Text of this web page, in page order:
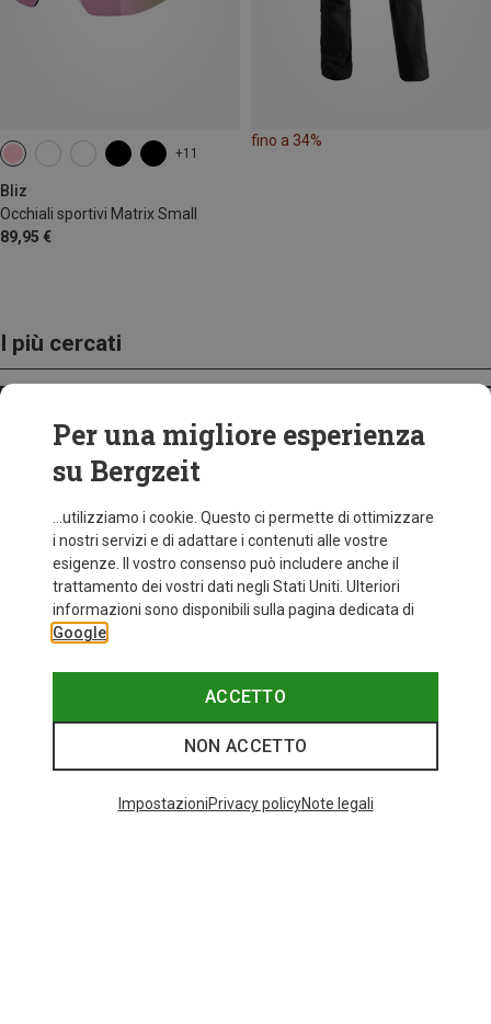
+11
Bliz
Occhiali sportivi Matrix Small
89,95 €
fino a 34%
I più cercati
Per una migliore esperienza
su Bergzeit
...utilizziamo i cookie. Questo ci permette di ottimizzare
i nostri servizi e di adattare i contenuti alle vostre
esigenze. Il vostro consenso può includere anche il
trattamento dei vostri dati negli Stati Uniti. Ulteriori
informazioni sono disponibili sulla pagina dedicata di
Google
ACCETTO
NON ACCETTO
ImpostazioniPrivacy policyNote legali